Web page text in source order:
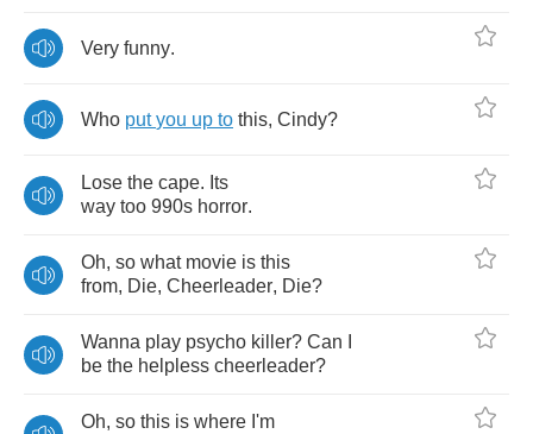
Very funny.
Who put you up to this, Cindy?
Lose the cape. Its
way too 990s horror.
Oh, so what movie is this
from, Die, Cheerleader, Die?
Wanna play psycho killer? Can
be the helpless cheerleader?
Oh, so this is where I'm